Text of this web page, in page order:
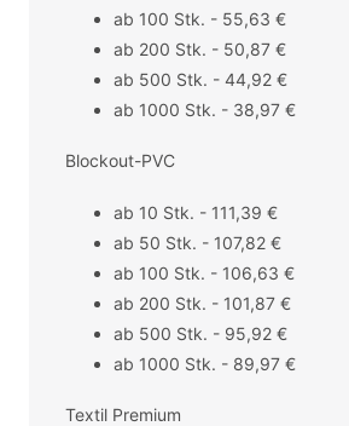
ab 100 Stk. - 55,63 €
ab 200 Stk. - 50,87 €
ab 500 Stk. - 44,92 €
ab 1000 Stk. - 38,97 €
Blockout-PVC
ab 10 Stk. - 111,39 €
ab 50 Stk. - 107,82 €
ab 100 Stk. - 106,63 €
ab 200 Stk. - 101,87 €
ab 500 Stk. - 95,92 €
ab 1000 Stk. - 89,97 €
Textil Premium